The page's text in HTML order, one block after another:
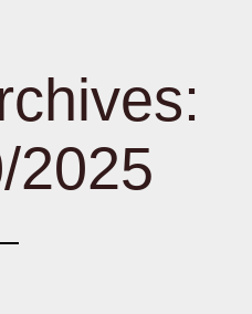
2025